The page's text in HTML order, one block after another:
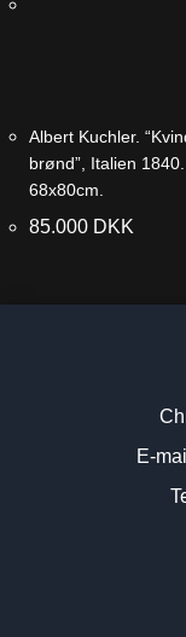
Albert Kuchler.
brønd”, Italien 1840.
68x80cm.
85.000 DKK
E-